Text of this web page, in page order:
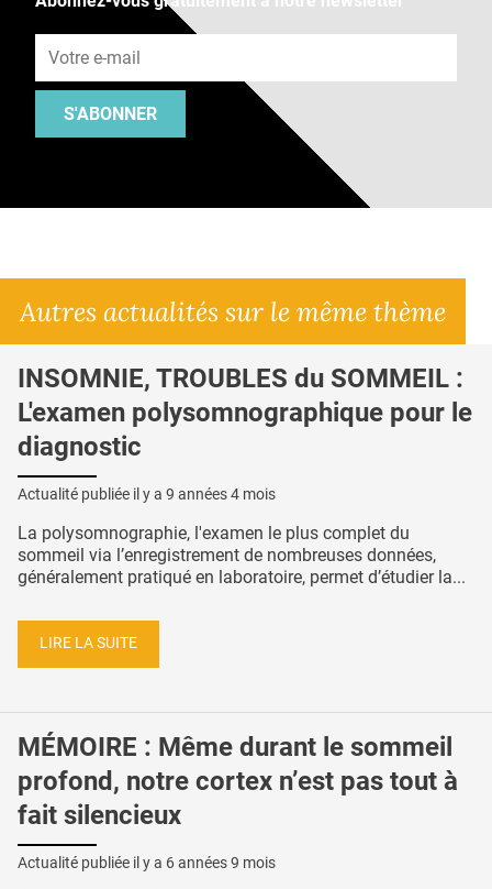
S'ABONNER
Autres actualités sur le même thème
INSOMNIE, TROUBLES du SOMMEIL :
L'examen polysomnographique pour le
diagnostic
Actualité publiée il y a 9 années 4 mois
La polysomnographie, l'examen le plus complet du
sommeil via l’enregistrement de nombreuses données,
généralement pratiqué en laboratoire, permet d’étudier la...
LIRE LA SUITE
MÉMOIRE : Même durant le sommeil
profond, notre cortex n’est pas tout à
fait silencieux
Actualité publiée il y a 6 années 9 mois